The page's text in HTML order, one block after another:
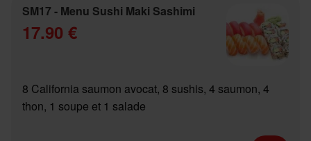
SM17 - Menu Sushi Maki Sashimi
17.90 €
8 California saumon avocat, 8 sushis, 4 saumon, 4
thon, 1 soupe et 1 salade